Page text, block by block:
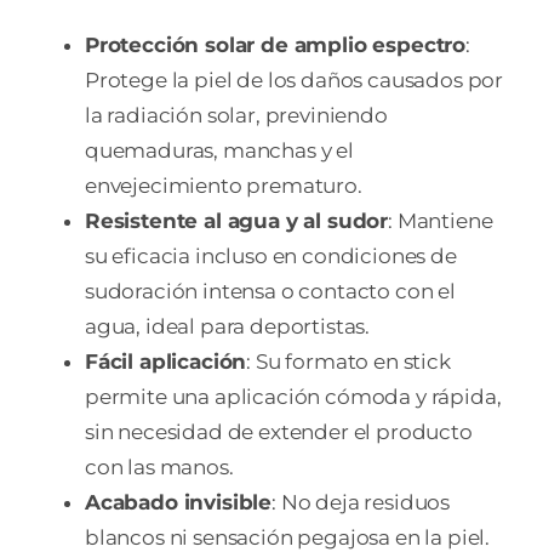
Protección solar de amplio espectro:
Protege la piel de los daños causados por
la radiación solar, previniendo
quemaduras, manchas y el
envejecimiento prematuro.
Resistente al agua y al sudor: Mantiene
su eficacia incluso en condiciones de
sudoración intensa o contacto con el
agua, ideal para deportistas.
Fácil aplicación: Su formato en stick
permite una aplicación cómoda y rápida,
sin necesidad de extender el producto
con las manos.
Acabado invisible: No deja residuos
blancos ni sensación pegajosa en la piel.